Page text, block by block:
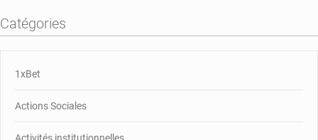
Catégories
1xBet
Actions Sociales
Activités institutionnelles